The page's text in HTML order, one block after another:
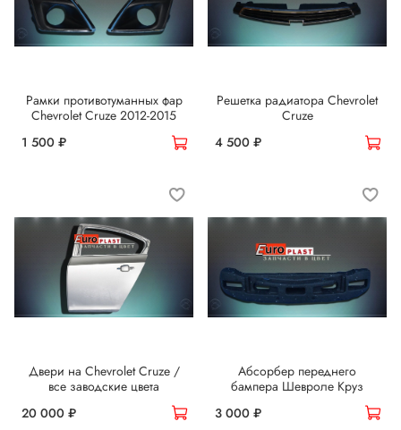
Рамки противотуманных фар
Chevrolet Cruze 2012-2015
1 500 ₽
Решетка радиатора Chevrolet
Cruze
4 500 ₽
Двери на Chevrolet Cruze /
все заводские цвета
20 000 ₽
Абсорбер переднего
бампера Шевроле Круз
3 000 ₽